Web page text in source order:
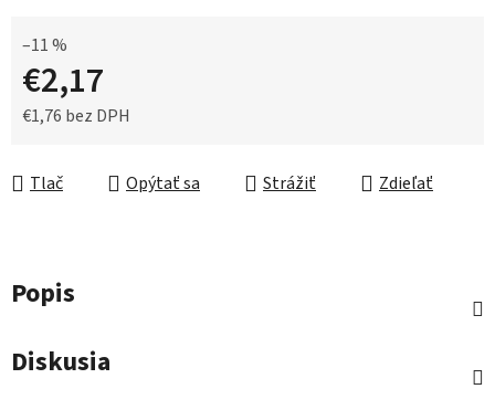
–11 %
€2,17
€1,76 bez DPH
Tlač
Opýtať sa Strážiť Zdieľať
Popis
Diskusia